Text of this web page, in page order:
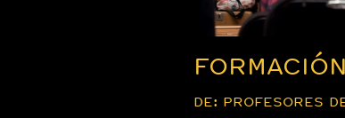
DE: PROFESORES